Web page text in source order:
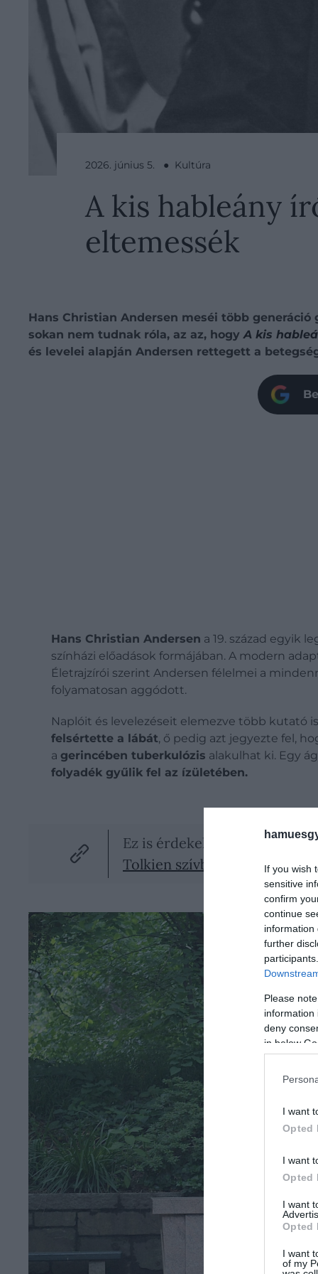
If you wish
sensitive
confirm
continue
information
further
Please
information
deny
in below
I want
Opted
I want
Opted
I want
Opted
I want
of my
2026. június 5. ● Kultúra
A kis hableány
eltemessék
Hans Christian Andersen meséi több generáció
sokan nem tudnak róla, az az, hogyA kis
és levelei alapján Andersen rettegett a
Hans Christian Andersen a 19. század egyik
színházi előadások formájában. A modern
Életrajzírói szerint Andersen félelmei a
folyamatosan aggódott.
Naplóit és levelezéseit elemezve több kutató
felsértette a lábát, ő pedig azt jegyezte fel,
a gerincében tuberkulózis alakulhat ki. Egy
folyadék gyűlik fel az ízületében.
Ez is érdekelhet!
Tolkien szívből gyűlölte